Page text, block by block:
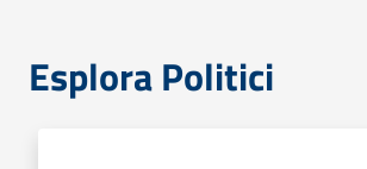
Esplora Politici